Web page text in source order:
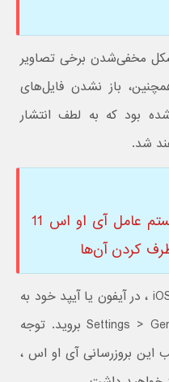
آی او اس ۱۱ ، مشکل مخفی‌شدن برخی تصاویر
باز نشدن فایل‌های
بود که به لطف انتشار
تمامی مشکلات سیستم عامل آی او اس 11
برای دانلود و نصب آپدیت iOS 11.0.2 ، در آیفون یا آیپد خود به
مسیر Settings > General > Software Updates بروید. توجه
این بروزرسانی آی او اس ،